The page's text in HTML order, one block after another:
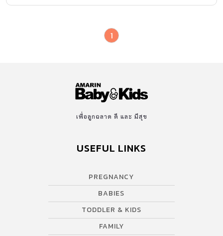
1
เพื่อลูกฉลาด ดี และ มีสุข
USEFUL LINKS
PREGNANCY
BABIES
TODDLER & KIDS
FAMILY